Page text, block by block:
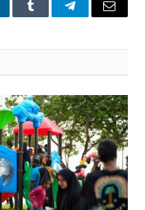
Tumblr TelegramEmail